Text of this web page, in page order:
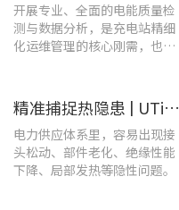
开展专业、全面的电能质量检
测与数据分析，是充电站精细
化运维管理的核心刚需，也是
精准捕捉热隐患 | UTi1020C红外热成像仪在发电站的实测应用
电力供应体系里，容易出现接
头松动、部件老化、绝缘性能
下降、局部发热等隐性问题。